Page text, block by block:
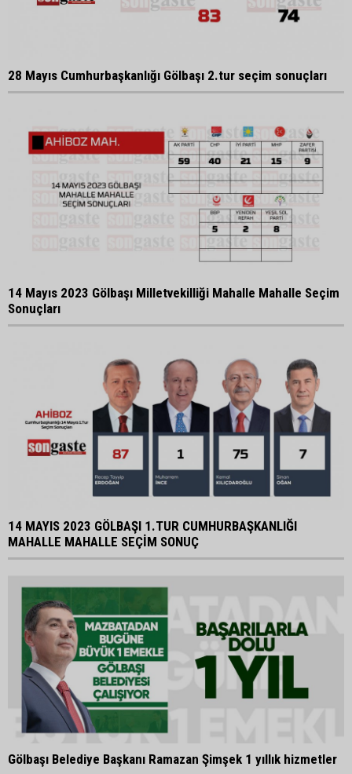
28 Mayıs Cumhurbaşkanlığı Gölbaşı 2.tur seçim sonuçları
14 Mayıs 2023 Gölbaşı Milletvekilliği Mahalle Mahalle Seçim
Sonuçları
14 MAYIS 2023 GÖLBAŞI 1.TUR CUMHURBAŞKANLIĞI
MAHALLE MAHALLE SEÇİM SONUÇ
Gölbaşı Belediye Başkanı Ramazan Şimşek 1 yıllık hizmetler